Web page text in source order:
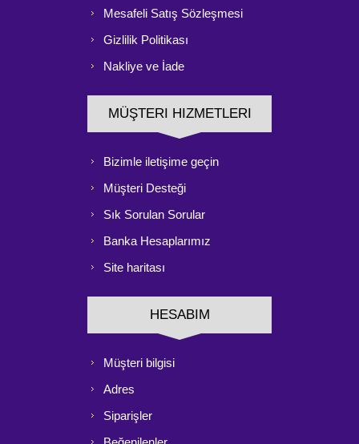
Mesafeli Satış Sözleşmesi
Gizlilik Politikası
Nakliye ve İade
MÜŞTERI HIZMETLERI
Bizimle iletişime geçin
Müşteri Desteği
Sık Sorulan Sorular
Banka Hesaplarımız
Site haritası
HESABIM
Müşteri bilgisi
Adres
Siparişler